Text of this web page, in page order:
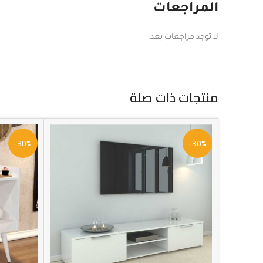
المراجعات
لا توجد مراجعات بعد.
منتجات ذات صلة
-30%
-30%